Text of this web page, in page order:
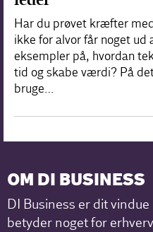
Har du prøvet kræfter
ikke for alvor får noget ud
eksempler på, hvordan
tid og skabe værdi? På
bruge…
OM DI BUSINESS
DI Business er dit
betyder noget for